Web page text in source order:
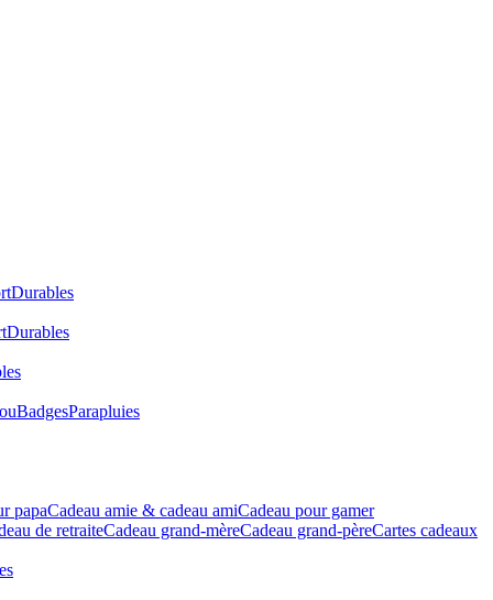
Durables
Durables
BadgesParapluies
papaCadeau amie & cadeau amiCadeau pour gamer
de retraiteCadeau grand-mèreCadeau grand-pèreCartes cadeaux